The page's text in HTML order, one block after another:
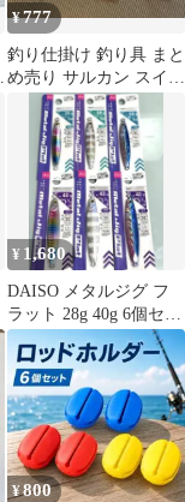
¥777
釣り仕掛け 釣り具 まと
め売り サルカン スイベ
ル 12点セット
¥ 1,680
DAISO メタルジグ フ
ラット 28g 40g 6個セッ
ト 釣り具
¥800